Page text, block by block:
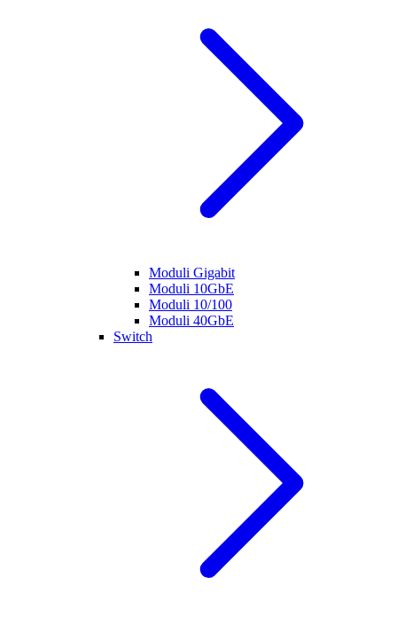
Moduli Gigabit
Moduli 10GbE
Moduli 10/100
Moduli 40GbE
Switch